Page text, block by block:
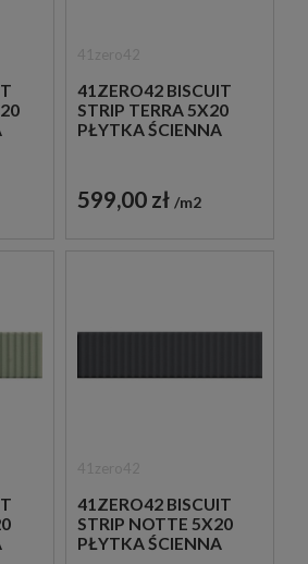
41ZERO42 BISCUIT
STRIP TERRA 5X20
PŁYTKA ŚCIENNA
599,00 zł m2
41ZERO42 BISCUIT
STRIP NOTTE 5X20
PŁYTKA ŚCIENNA